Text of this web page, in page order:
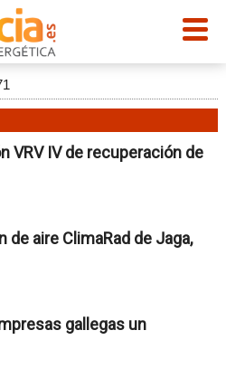
VRV IV de recuperación de
aire ClimaRad de Jaga,
gallegas un